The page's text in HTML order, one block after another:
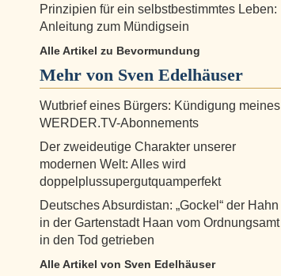
Prinzipien für ein selbstbestimmtes Leben:
Anleitung zum Mündigsein
Alle Artikel zu Bevormundung
Mehr von Sven Edelhäuser
Wutbrief eines Bürgers: Kündigung meines
WERDER.TV-Abonnements
Der zweideutige Charakter unserer
modernen Welt: Alles wird
doppelplussupergutquamperfekt
Deutsches Absurdistan: „Gockel“ der Hahn
in der Gartenstadt Haan vom Ordnungsamt
in den Tod getrieben
Alle Artikel von Sven Edelhäuser